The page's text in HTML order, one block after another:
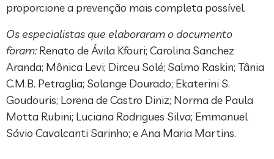
proporcione a prevenção mais completa possível.
Os especialistas que elaboraram o documento
foram: Renato de Ávila Kfouri; Carolina Sanchez
Aranda; Mônica Levi; Dirceu Solé; Salmo Raskin; Tânia
C.M.B. Petraglia; Solange Dourado; Ekaterini S.
Goudouris; Lorena de Castro Diniz; Norma de Paula
Motta Rubini; Luciana Rodrigues Silva; Emmanuel
Sávio Cavalcanti Sarinho; e Ana Maria Martins.